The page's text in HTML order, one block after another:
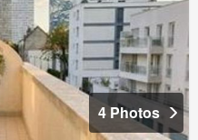
4 Photos